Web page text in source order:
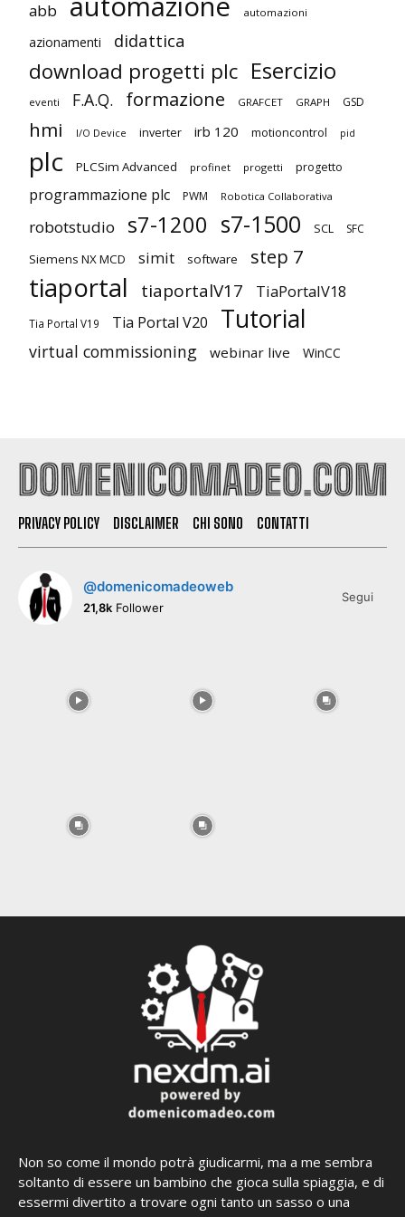
abb automazioni
azionamenti didattica
download progetti plc Esercizio
eventi F.A.Q. formazione GRAFCET GRAPH GSD
hmi I/O Device inverter irb 120 motioncontrol pid
plc PLCSim Advanced profinet progetti progetto
programmazione plc PWM Robotica Collaborativa
robotstudio s7-1200 s7-1500 SCL SFC
Siemens NX MCD simit software step 7
tiaportal tiaportalV17 TiaPortalV18
Tia Portal V19 Tia Portal V20 Tutorial
virtual commissioning webinar live WinCC
PRIVACY POLICY DISCLAIMER CHI SONO CONTATTI
@domenicomadeoweb
21,8k Follower
Segui
Non so come il mondo potrà giudicarmi, ma a me sembra
soltanto di essere un bambino che gioca sulla spiaggia, e di
essermi divertito a trovare ogni tanto un sasso o una